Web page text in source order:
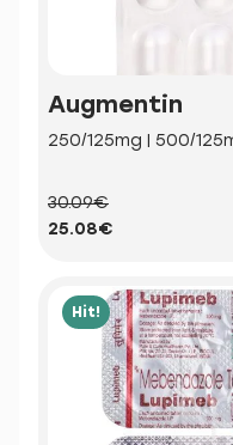
Augmentin
250/125mg | 500/
30.09€
25.08€
Hit!